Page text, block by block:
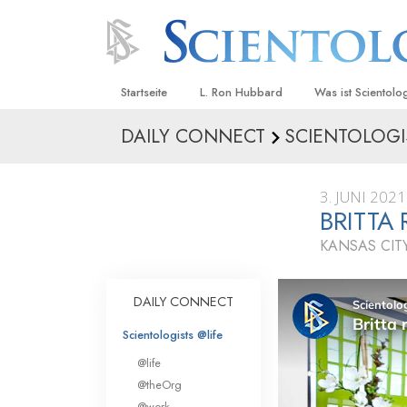
Startseite L. Ron Hubbard Was ist
Anschauungen
Was
sagen
Innerhalb einer
Die
Eine Einführung
DAILY CONNECT
3. JUNI 2021
BRITTA
KANSAS
DAILY CONNECT
Scientologists @life
@life
@theOrg